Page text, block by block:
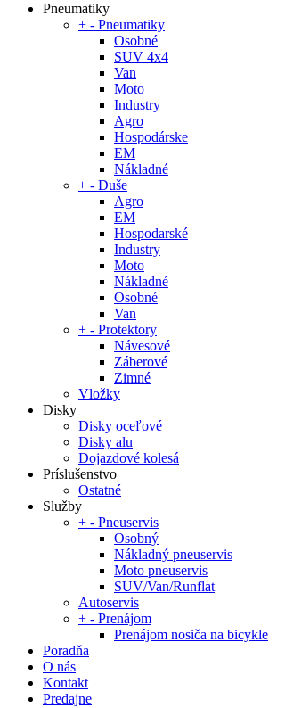
Pneumatiky
+ - Pneumatiky
Osobné
SUV 4x4
Van
Moto
Industry
Agro
Hospodárske
EM
Nákladné
+ - Duše
Agro
EM
Hospodarské
Industry
Moto
Nákladné
Osobné
Van
+ - Protektory
Návesové
Záberové
Zimné
Vložky
Disky
Disky oceľové
Disky alu
Dojazdové kolesá
Príslušenstvo
Ostatné
Služby
+ - Pneuservis
Osobný
Nákladný pneuservis
Moto pneuservis
SUV/Van/Runflat
Autoservis
+ - Prenájom
Prenájom nosiča na bicykle
Poradňa
O nás
Kontakt
Predajne